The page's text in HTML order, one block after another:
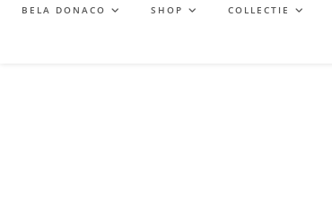
BELA DONACO SHOP COLLECTIE